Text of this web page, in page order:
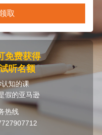
取
免费获得
听名额
知的课
假的亚马逊
热线